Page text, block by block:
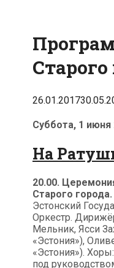
Старого
26.01.2017
Суббота, 1
На
20.00.
Старого
Эстонский
Оркестр.
Мельник, Ясси
«Эстония»),
«Эстония»).
под